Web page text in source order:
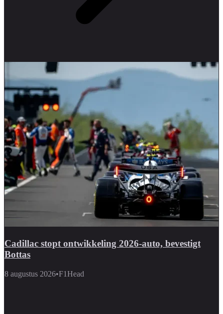
Cadillac stopt ontwikkeling 2026-auto, bevestigt
Bottas
8 augustus 2026•F1Head